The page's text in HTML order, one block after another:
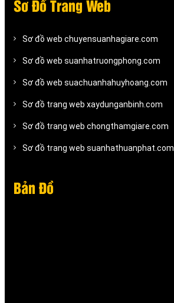
Sơ Đồ Trang Web
Sơ đồ web chuyensuanhagiare.com
Sơ đồ web suanhatruongphong.com
Sơ đồ web suachuanhahuyhoang.com
Sơ đồ trang web xaydunganbinh.com
Sơ đồ trang web chongthamgiare.com
Sơ đồ trang web suanhathuanphat.com
Bản Đồ